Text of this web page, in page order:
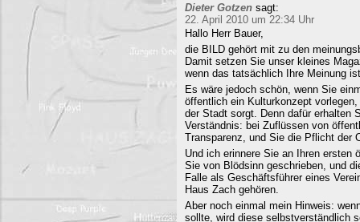
Dieter Gotzen sagt:
22. April 2010 um 22:34 Uhr
Hallo Herr Bauer,
die BILD gehört mit zu den
Damit setzen Sie unser kleines
wenn das tatsächlich Ihre Meinung
Es wäre jedoch schön, wenn Sie
öffentlich ein Kulturkonzept
der Stadt sorgt. Denn dafür erhalten
Verständnis: bei Zuflüssen von
Transparenz, und Sie die Pflicht der
Und ich erinnere Sie an Ihren ersten
Sie von Blödsinn geschrieben, und
Falle als Geschäftsführer eines
Haus Zach gehören.
Aber noch einmal mein Hinweis:
sollte, wird diese selbstverständlich